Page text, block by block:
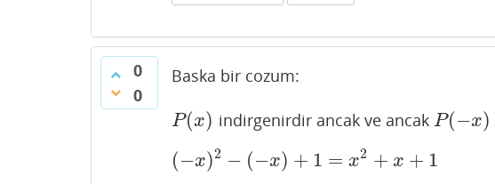
0
0
Baska bir cozum:
P(x)
P(x) indirgenirdir ancak ve ancak P(−x)
P(− x)
(−x)2 − (−x) + 1 = x2 + x + 1
(− x )2−(− x)+ 1= x2 +x+ 1